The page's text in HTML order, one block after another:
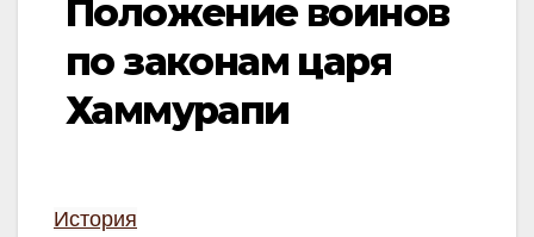
Положение воинов
по законам царя
Хаммурапи
История